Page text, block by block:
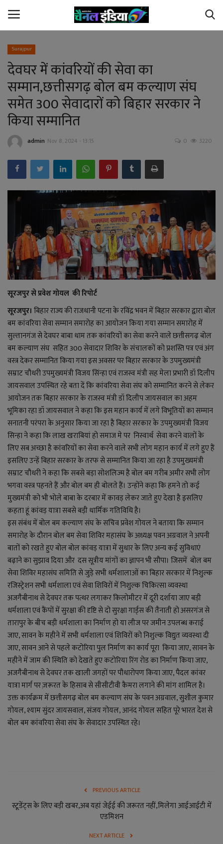
Home
Contact Us
छत्तीसगढ़
देश
अपराध
विदेश
राजनीति
बिजनेस
मनोरंजन
ज्ञान विज्ञान
करिअर
वाद विवाद
संपादकीय
धर्म
लाइफ स्टाइल
जोक्स
सोशल मीडिया
Gallery
Surajpur
देवघर में कांवरियों की सेवा का
सम्मान,छत्तीसगढ़ बोल बम कल्याण संघ
समेत 300 सेवादारों को बिहार सरकार ने
किया सम्मानित
admin Nov 8, 2024 - 13:15 0 3220
सूरजपुर से प्रवेश गोयल की रिपोर्ट
सूरजपुर। बिहार राज्य की राजधानी पटना के रविंद्र भवन में बिहार सरकार द्वारा बोल
बम कांवरिया सेवा सम्मान समारोह का आयोजन किया गया सम्मान समारोह में
सुल्तानगंज से देवघर बाबा धाम तक कांवरियों का सेवा करने वाले छत्तीसगढ़ बोल
बम कल्याण संघ सहित 300 सेवादार शिविर के संचालकों को प्रशस्ति पत्र एवं अंग
वस्त्र देकर सम्मानित किया गया इस अवसर पर बिहार सरकार के उपमुख्यमंत्री
सम्राट चौधरी उपमुख्यमंत्री विजय सिंन्हा एवं राजस्व मंत्री सह मेला प्रभारी डॉ दिलीप
जायसवाल उपस्थित रहे बता दें कि कांवरिया सेवा संघ को सम्मानित करने से लेकर
आयोजन तक बिहार सरकार के राजस्व मंत्री डॉ दिलीप जायसवाल का अहम
भूमिका रहा डॉ जायसवाल ने कहा कि इस महान कार्य में लगे विभूतियों का सम्मान
सनातनी परंपरा के अनुसार किया जा रहा है बिहार सरकार के उपमुख्यमंत्री विजय
सिन्हा ने कहा कि लाख खराबियां हो समाज मे पर निस्वार्थ सेवा करने वालों के
लिए सब अच्छा है कांवरियों का सेवा करने वाले सभी लोग महान कार्य में लगे हुए हैं
इसलिए उन्हें बिहार सरकार के तरफ से सम्मानित किया जा रहा है उपमुख्यमंत्री
सम्राट चौधरी ने कहा कि सबसे बड़ा सोशलिज्म है बोल बम गरीब अमीर सभी लोग
भगवा वस्त्र पहनते हैं और बोल बम ही बोलते हैं। उन्होंने कहा कि हमने तो कई
मुख्यमंत्री को भी भोले बाबा के दरबार में कावड़ लेकर जाते हुए देखा है इसलिए
कहता हूं कांवड़ यात्रा सबसे बड़ी धार्मिक गतिविधि है।
इस संबंध में बोल बम कल्याण संघ के सचिव प्रवेश गोयल ने बताया कि सम्मान
समारोह के दौरान बोल बम सेवा शिविर महासंघ के अध्यक्ष पवन अग्रवाल ने अपनी
बातों को रखते हुए बोल बोल कांवड़ यात्रा में सुधार के लिए अन्य कई सुविधाएं
बढ़ाने का सुझाव दिया और दस सूत्रीय मांगों का ज्ञापन भी सौपा। जिसमें बोल बम
सेवा शिविर महासंघ समिति से जुड़े सभी धर्मशालाओं का बिहार सरकार में निशुल्क
रजिस्ट्रेशन सभी धर्मशाला एवं सेवा शिविरों में निशुल्क चिकित्सा व्यवस्था
अजगैबीनाथ से देवघर तक पत्थर लगाकर किलोमीटर में दूरी दर्शाया जाए बड़ी
धर्मशाला एवं कैंपों में सुरक्षा की दृष्टि से दो सुरक्षा गार्ड्स की तैनाती हो असरगंज से
तारापुर के बीच बड़ी धर्मशाला का निर्माण हो या लीज पर जमीन उपलब्ध कराई
जाए, सावन के महीने में सभी धर्मशाला एवं शिविरों को निशुल्क विद्युत व्यवस्था दी
जाए, सावन आने से पहले कटोरिया पुल निर्माण का कार्य पूरा किया जाए, सावन के
महीने में जाम की स्थिति को देखते हुए कटोरिया रिंग रोड का निर्माण किया जाए,
अजगैबीनाथ से देवघर तक खाली जगहों पर पौधारोपण किया जाए, पैदल कांवर
यात्रा मार्ग पर ज़रूरत के हिसाब से सीसीटीवी कैमरा लगाने की मांग शामिल है।
उक्त कार्यक्रम में छत्तीसगढ़ बोल बम कल्याण संघ के पवन अग्रवाल, सुशील कुमार
गोयल, श्याम सुंदर जायसवाल, संजय गोयल, आनंद गोयल सहित पूरे भारत देश से
बोल बम कांवरिया सेवा संघ के सेवादार उपस्थित रहे।
PREVIOUS ARTICLE
स्टूडेंट्स के लिए बड़ी खबर,अब यहां जेईई की जरूरत नहीं,मिलेगा आईआईटी में
एडमिशन
NEXT ARTICLE